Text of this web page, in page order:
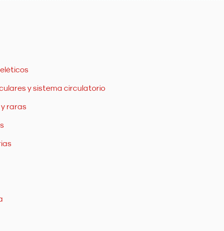
y sistema circulatorio
raras